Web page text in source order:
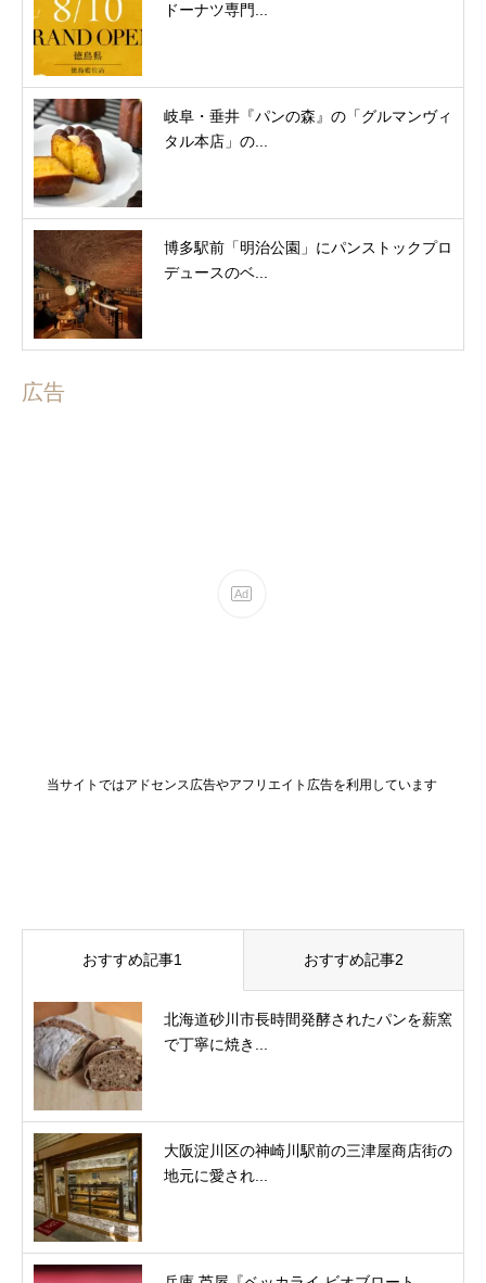
ドーナツ専門...
岐阜・垂井『パンの森』の「グルマンヴィ
タル本店」の...
博多駅前「明治公園」にパンストックプロ
デュースのベ...
広告
当サイトではアドセンス広告やアフリエイト広告を利用しています
おすすめ記事1 おすすめ記事2
北海道砂川市長時間発酵されたパンを薪窯
で丁寧に焼き...
大阪淀川区の神崎川駅前の三津屋商店街の
地元に愛され...